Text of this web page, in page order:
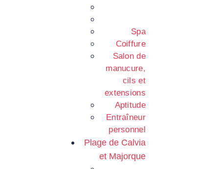
Spa
Coiffure
Salon de
manucure,
cils et
extensions
Aptitude
Entraîneur
personnel
Plage de Calvia
et Majorque